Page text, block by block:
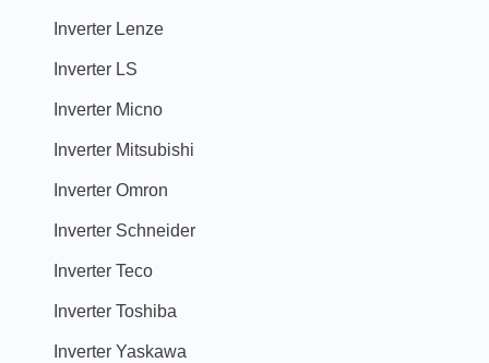
Inverter Lenze
Inverter LS
Inverter Micno
Inverter Mitsubishi
Inverter Omron
Inverter Schneider
Inverter Teco
Inverter Toshiba
Inverter Yaskawa